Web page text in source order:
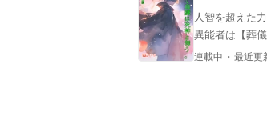
人智を超えた
異能者は【葬
きる人々を襲
儀屋】の1人
連載中 ・ 最近更